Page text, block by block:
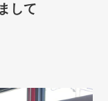
して